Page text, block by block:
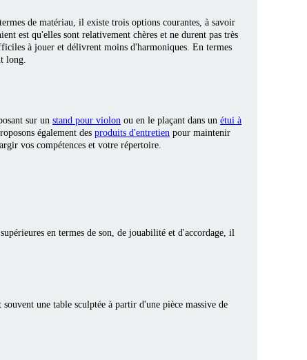
de matériau, il existe trois options courantes, à savoir
est qu'elles sont relativement chères et ne durent pas très
à jouer et délivrent moins d'harmoniques. En termes
long.
sur un stand pour violon ou en le plaçant dans un étui à
également des produits d'entretien pour maintenir
vos compétences et votre répertoire.
en termes de son, de jouabilité et d'accordage, il
une table sculptée à partir d'une pièce massive de